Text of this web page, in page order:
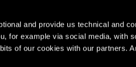
and provide us technical and
for example via social media, with
of our cookies with our partners.
efectos de sonido